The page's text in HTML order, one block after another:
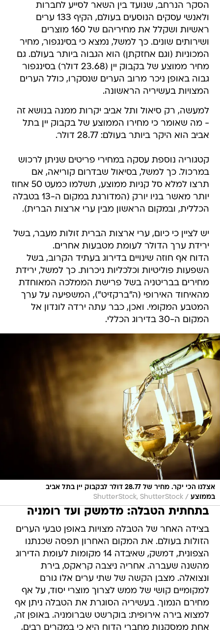
הסקר הנרחב, שנועד בין השאר לסייע לחברות
ולאנשי עסקים הנוסעים בעולם, הקיף 133 ערים
ראשיות ושקלל את מחיריהם של 160 מוצרים
ושירותים שונים. כך למשל, נמצא כי בסינגפור, מחיר
המכוניות (וגם אחזקתן) הוא הגבוה ביותר בעולם. גם
מחיר ממוצע של בקבוק יין (23.68 דולר) בסינגפור
גבוה באופן ניכר מרוב הערים שנסקרו, כולל הערים
המצויות בעשיריה הראשונה.
למעשה, רק סיאול ותל אביב יקרות ממנה בנושא זה
- מה שאומר כי מחירו הממוצע של בקבוק יין בתל
אביב הוא היקר ביותר בעולם: 28.77 דולר.
קטגוריה נוספת עסקה במחירי פריטים שניתן לרכוש
במרכול. כך למשל, בסיאול שבדרום קוריאה, אם
תרצו למלא סל קניות ממוצע, תשלמו כמעט 50 אחוז
יותר מאשר בניו יורק (המדורגת במקום ה-13 בטבלה
הכללית, ובמקום הראשון מבין ערי ארצות הברית).
יש לציין כי כיום, ערי ארצות הברית זולות מעבר, בשל
ירידת ערך הדולר לעומת מטבעות אחרים.
הדוח אף חוזה שינויים בדירוג בעתיד הקרוב, בשל
השפעות פוליטיות וכלכליות ניכרות. כך למשל, ירידת
מחירים בבריטניה בשל פרישת הממלכה המאוחדת
מהאיחוד האירופי (ה"ברקזיט"), המשפיעה על ערך
המטבע המקומי. ואכן, כבר עתה ירדה לונדון אל
המקום ה-30 בדירוג הכללי.
אצלנו הכי יקר. מחיר של 28.77 דולר לבקבוק יין בתל אביב
בממוצע /
ShutterStock, ShutterStock
בתחתית הטבלה: מדמשק ועד רומניה
בצידה האחר של הטבלה מצויות באופן טבעי הערים
הזולות בעולם. את המקום האחרון תפסה שכנתנו
הצפונית, דמשק, שאיבדה 14 מקומות לעומת הדירוג
מהשנה שעברה. אחריה ניצבה קראקס, בירת
ונצואלה. מצבן הקשה של שתי ערים אלו גורם
למקומיים קושי של ממש לצרוך מוצרי יסוד, על אף
מחירם הנמוך. בעשיריה הסוגרת את הטבלה ניתן אף
למצוא בירה אירופית: בוקרשט שברומניה. באופן זה,
אחת ממסקנות מחברי הדוח היא כי במקרים רבים,